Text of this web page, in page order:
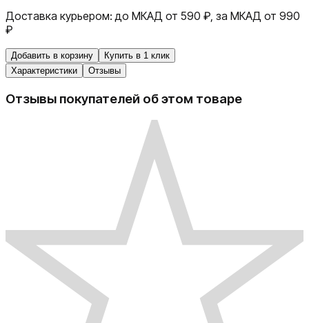
Доставка курьером: до МКАД от 590 ₽, за МКАД от 990
₽
Добавить в корзину
Купить в 1 клик
Характеристики
Отзывы
Отзывы покупателей об этом товаре